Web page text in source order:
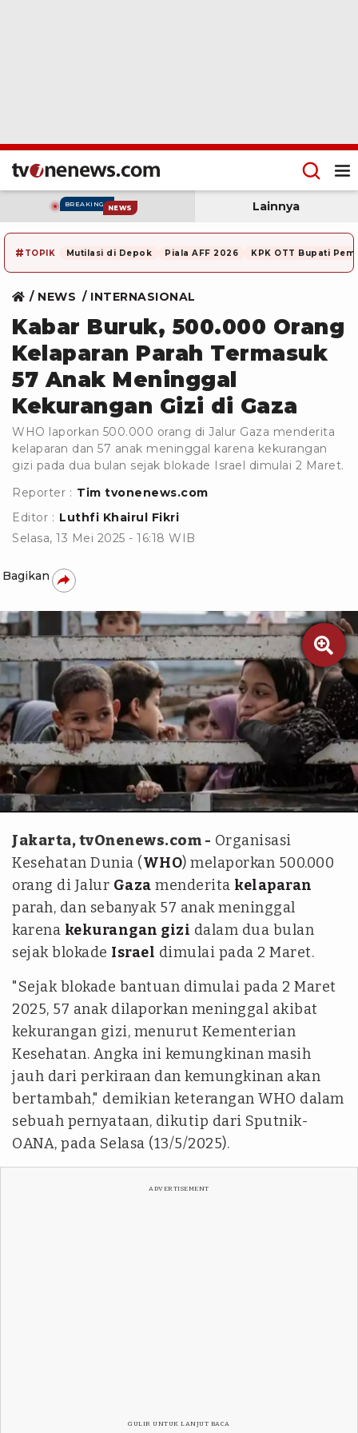
BREAKING NEWS Lainnya
# TOPIK Mutilasi di Depok Piala AFF 2026 KPK OTT Bupati
NEWS INTERNASIONAL
Kabar Buruk, 500.000 Orang
Kelaparan Parah Termasuk
57 Anak Meninggal
Kekurangan Gizi di Gaza
WHO laporkan 500.000 orang di Jalur Gaza menderita
kelaparan dan 57 anak meninggal karena kekurangan
gizi pada dua bulan sejak blokade Israel dimulai 2 Maret.
Reporter : Tim tvonenews.com
Editor : Luthfi Khairul Fikri
Selasa, 13 Mei 2025 - 16:18 WIB
Bagikan

ANTARA/Anadolu/pri.
Jakarta, tvOnenews.com - Organisasi
Kesehatan Dunia (WHO) melaporkan 500.000
orang di Jalur Gaza menderita kelaparan
parah, dan sebanyak 57 anak meninggal
karena kekurangan gizi dalam dua bulan
sejak blokade Israel dimulai pada 2 Maret.
"Sejak blokade bantuan dimulai pada 2 Maret
2025, 57 anak dilaporkan meninggal akibat
kekurangan gizi, menurut Kementerian
Kesehatan. Angka ini kemungkinan masih
jauh dari perkiraan dan kemungkinan akan
bertambah," demikian keterangan WHO dalam
sebuah pernyataan, dikutip dari Sputnik-
OANA, pada Selasa (13/5/2025).
ADVERTISEMENT
GULIR UNTUK LANJUT BACA